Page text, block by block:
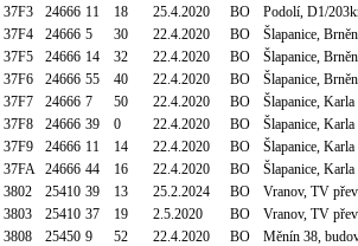
37F3 24666 11 18 25.4.2020 BO
Podolí, D1/
37F4 24666 5 30 22.4.2020 BO
Šlapanice,
37F5 24666 14 32 22.4.2020 BO
Šlapanice,
37F6 24666 55 40 22.4.2020 BO
Šlapanice,
37F7 24666 7 50 22.4.2020 BO
Šlapanice,
37F8 24666 39 0 22.4.2020 BO
Šlapanice,
37F9 24666 11 14 22.4.2020 BO
Šlapanice,
37FA 24666 44 16 22.4.2020 BO
Šlapanice,
3802 25410 39 13 25.2.2024 BO
Vranov, TV
3803 25410 37 19 2.5.2020 BO
Vranov, TV
3808 25450 9 52 22.4.2020 BO
Měnín 38,